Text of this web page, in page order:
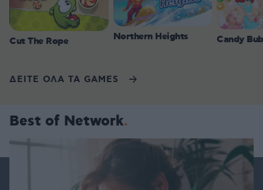
Cut The Rope Northern Heights Candy
ΔΕΙΤΕ ΟΛΑ ΤΑ GAMES
Best of Network